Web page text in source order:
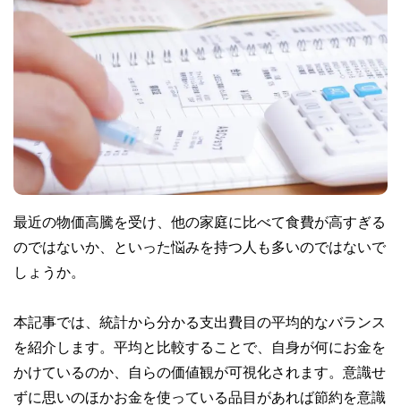
最近の物価高騰を受け、他の家庭に比べて食費が高すぎる
のではないか、といった悩みを持つ人も多いのではないで
しょうか。
本記事では、統計から分かる支出費目の平均的なバランス
を紹介します。平均と比較することで、自身が何にお金を
かけているのか、自らの価値観が可視化されます。意識せ
ずに思いのほかお金を使っている品目があれば節約を意識